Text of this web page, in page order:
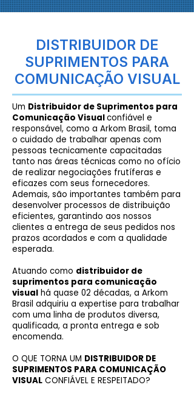
DISTRIBUIDOR DE
SUPRIMENTOS PARA
COMUNICAÇÃO VISUAL
Um Distribuidor de Suprimentos para
Comunicação Visualconfiável e
responsável, como a Arkom Brasil, toma
o cuidado de trabalhar apenas com
pessoas tecnicamente capacitadas
tanto nas áreas técnicas como no ofício
de realizar negociações frutíferas e
eficazes com seus fornecedores.
Ademais, são importantes também para
desenvolver processos de distribuição
eficientes, garantindo aos nossos
clientes a entrega de seus pedidos nos
prazos acordados e com a qualidade
esperada.
Atuando como distribuidor de
suprimentos para comunicação
visual há quase 02 décadas, a Arkom
Brasil adquiriu a expertise para trabalhar
com uma linha de produtos diversa,
qualificada, a pronta entrega e sob
encomenda.
O QUE TORNA UM DISTRIBUIDOR DE
SUPRIMENTOS PARA COMUNICAÇÃO
VISUAL CONFIÁVEL E RESPEITADO?